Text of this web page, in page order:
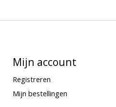
Mijn account
Registreren
Mijn bestellingen